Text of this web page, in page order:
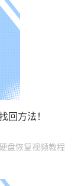
回方法！
盘恢复视频教程